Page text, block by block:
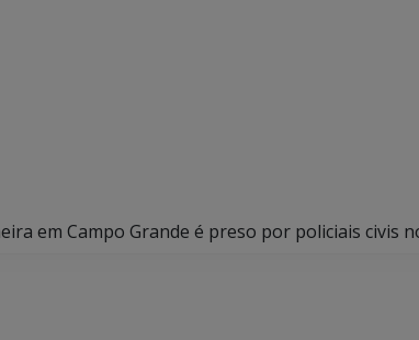
em Campo Grande é preso por policiais civis